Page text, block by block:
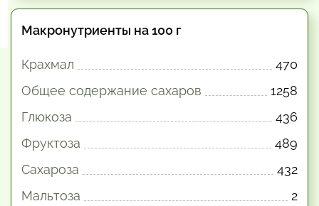
Макронутриенты на 100 г
Крахмал
470
Общее содержание сахаров
1258
Глюкоза
436
Фруктоза
489
Сахароза
432
Мальтоза
2